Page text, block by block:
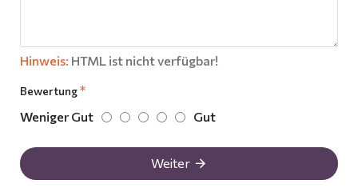
Hinweis: HTML ist nicht verfügbar!
Bewertung
Weniger Gut Gut
Weiter